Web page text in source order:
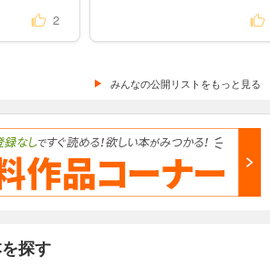
2
みんなの公開リストをもっと見る
探す